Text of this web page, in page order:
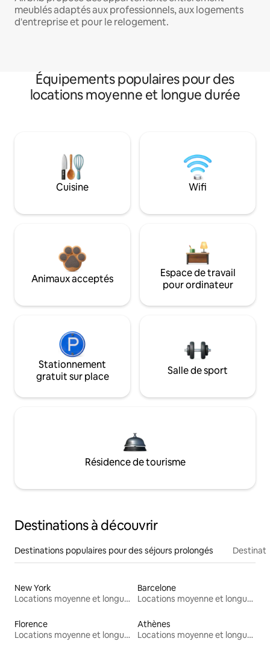
meublés adaptés aux professionnels, aux logements
d'entreprise et pour le relogement.
Équipements populaires pour des
locations moyenne et longue durée
Cuisine Wifi
Animaux acceptés
Espace de travail
pour ordinateur
Stationnement
gratuit sur place
Salle de sport
Résidence de tourisme
Destinations à découvrir
Destinations populaires pour des séjours prolongés
New York
Locations moyenne et longue durée
Barcelone
Locations moyenne et longue durée
Florence
Locations moyenne et longue durée
Athènes
Locations moyenne et longue durée